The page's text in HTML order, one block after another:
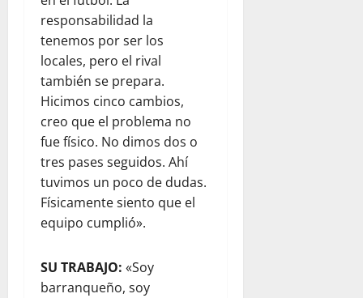
responsabilidad la
tenemos por ser los
locales, pero el rival
también se prepara.
Hicimos cinco cambios,
creo que el problema no
fue físico. No dimos dos o
tres pases seguidos. Ahí
tuvimos un poco de dudas.
Físicamente siento que el
equipo cumplió».
SU TRABAJO: «Soy
barranqueño, soy